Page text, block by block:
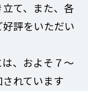
て、また、各
評をいただい
、およそ７～
れています